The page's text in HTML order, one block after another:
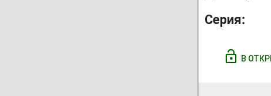
Серия:
В